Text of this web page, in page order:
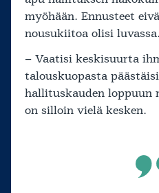
myöhään. Ennusteet
nousukiitoa olisi luvassa.
– Vaatisi keskisuurta
talouskuopasta
hallituskauden loppuun
on silloin vielä kesken.